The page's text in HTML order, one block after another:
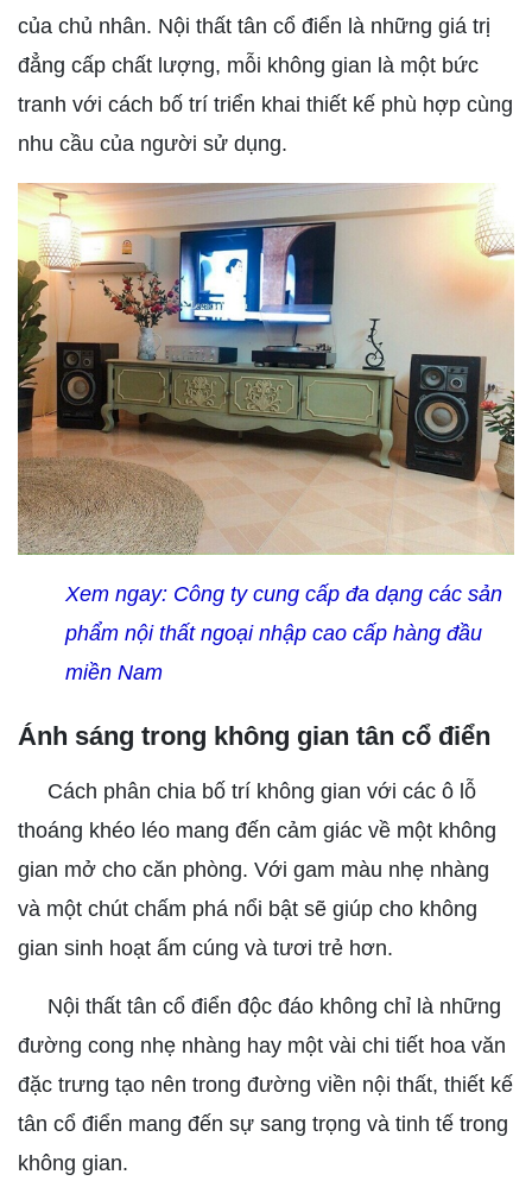
của chủ nhân. Nội thất tân cổ điển là những giá trị
đẳng cấp chất lượng, mỗi không gian là một bức
tranh với cách bố trí triển khai thiết kế phù hợp cùng
nhu cầu của người sử dụng.
Xem ngay: Công ty cung cấp đa dạng các sản
phẩm nội thất ngoại nhập cao cấp hàng đầu
miền Nam
Ánh sáng trong không gian tân cổ điển
Cách phân chia bố trí không gian với các ô lỗ
thoáng khéo léo mang đến cảm giác về một không
gian mở cho căn phòng. Với gam màu nhẹ nhàng
và một chút chấm phá nổi bật sẽ giúp cho không
gian sinh hoạt ấm cúng và tươi trẻ hơn.
Nội thất tân cổ điển độc đáo không chỉ là những
đường cong nhẹ nhàng hay một vài chi tiết hoa văn
đặc trưng tạo nên trong đường viền nội thất, thiết kế
tân cổ điển mang đến sự sang trọng và tinh tế trong
không gian.